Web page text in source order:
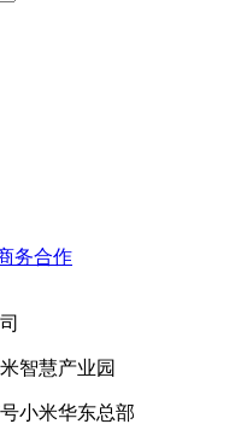
务合作
智慧产业园
小米华东总部